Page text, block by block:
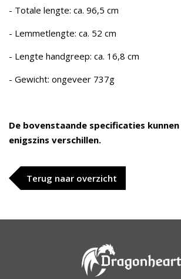
- Totale lengte: ca. 96,5 cm
- Lemmetlengte: ca. 52 cm
- Lengte handgreep: ca. 16,8 cm
- Gewicht: ongeveer 737g
De bovenstaande specificaties
enigszins verschillen.
Terug naar overzicht